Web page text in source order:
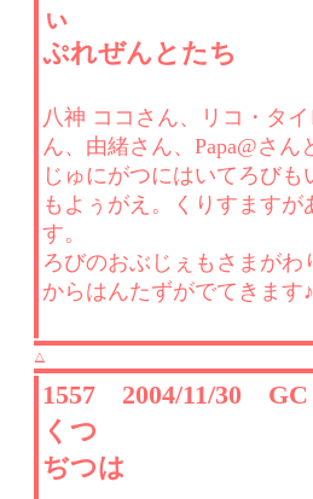
ぃ
ぷれぜんとたち
八神 ココさん、リコ・タ
ん、由緒さん、Papa@さん
じゅにがつにはいてろびも
もよぅがえ。くりすますが
す。
ろびのおぶじぇもさまがわ
からはんたずがでてきます♪
△
1557 2004/11/30
くつ
ぢつは